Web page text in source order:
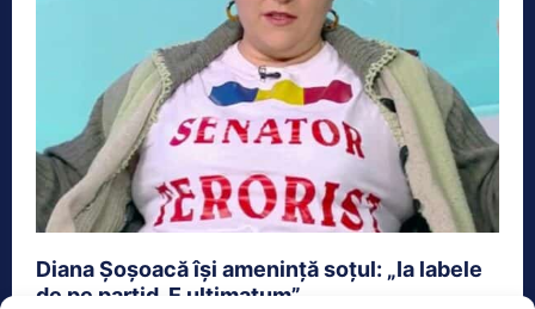
Diana Șoșoacă își amenință soțul: „Ia labele
de pe partid. E ultimatum”